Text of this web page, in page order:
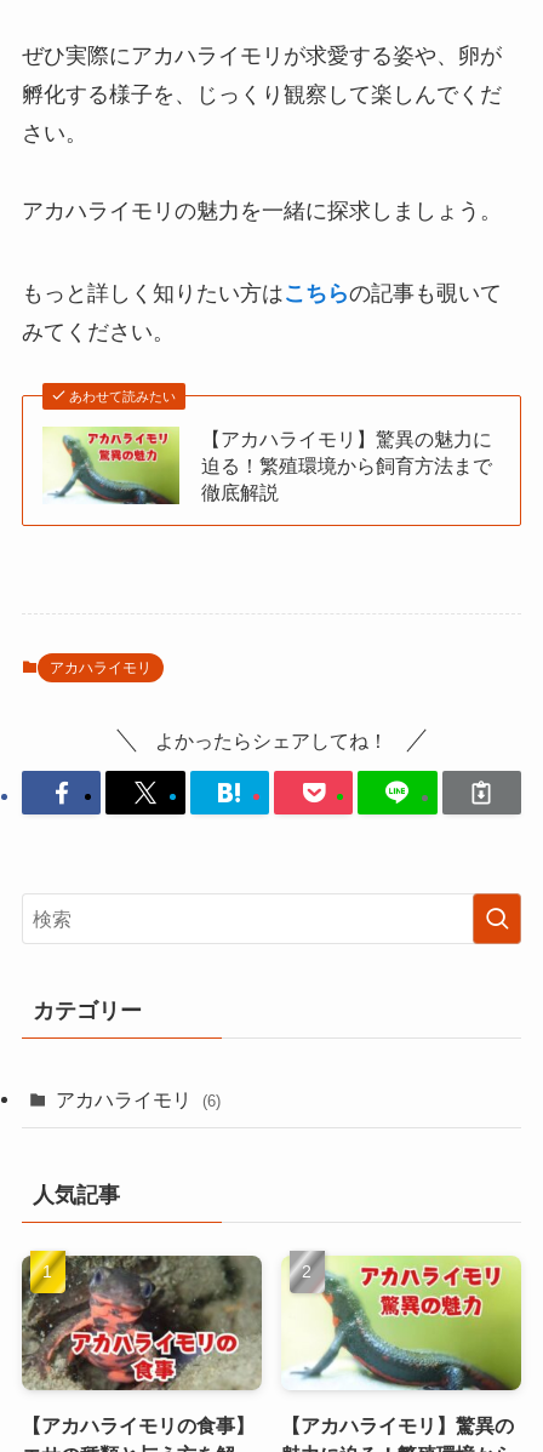
ぜひ実際にアカハライモリが求愛する姿や、卵が
孵化する様子を、じっくり観察して楽しんでくだ
さい。
アカハライモリの魅力を一緒に探求しましょう。
もっと詳しく知りたい方はこちらの記事も覗いて
みてください。
あわせて読みたい
【アカハライモリ】驚異の魅力に
迫る！繁殖環境から飼育方法まで
徹底解説
アカハライモリ
よかったらシェアしてね！
カテゴリー
アカハライモリ (6)
人気記事
【アカハライモリの食事】
【アカハライモリ】驚異の